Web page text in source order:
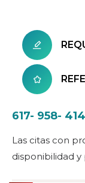
617- 958-
Las citas con
disponibilidad